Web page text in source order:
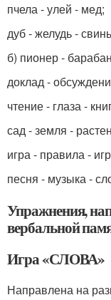
пчела - улей - мед;
дуб - желудь -
б) пионер -
доклад -
чтение - глаза -
сад - земля -
игра - правила -
песня - музыка -
Упражнения,
вербальной
Игра «СЛОВА»
Направлена на